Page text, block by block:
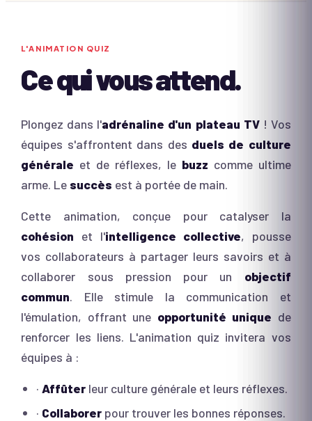
L'ANIMATION QUIZ
Ce qui vous attend.
Plongez dans l'adrénaline d'un plateau TV! Vos
équipes s'affrontent dans des duels de culture
générale et de réflexes, le buzz comme ultime
arme. Le succès est à portée de main.
Cette animation, conçue pour catalyser la
cohésion et l'intelligence collective, pousse
vos collaborateurs à partager leurs savoirs et à
collaborer sous pression pour un objectif
commun. Elle stimule la communication et
l'émulation, offrant une opportunité unique de
renforcer les liens. L'animation quiz invitera vos
équipes à :
·Affûter leur culture générale et leurs réflexes.
· Collaborer pour trouver les bonnes réponses.